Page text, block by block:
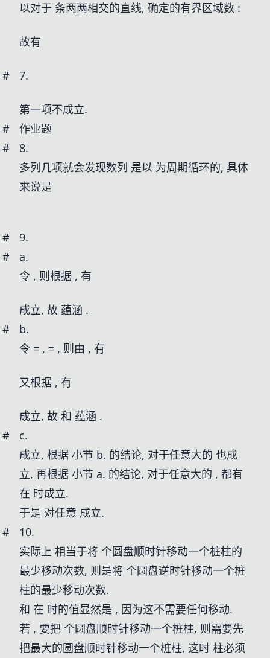
以对于 条两两相交的直线, 确定的有界区域数 :
故有
# 7.
第一项不成立.
#
作业题
#
8.
多列几项就会发现数列 是以 为周期循环的, 具体
来说是
#
9.
#
a.
令 , 则根据 , 有
成立, 故 蕴涵 .
#
b.
令 = , = , 则由 , 有
又根据 , 有
成立, 故 和 蕴涵 .
#
c.
成立, 根据 小节 b. 的结论, 对于任意大的 也成
立, 再根据 小节 a. 的结论, 对于任意大的 , 都有
在 时成立.
于是 对任意 成立.
#
10.
实际上 相当于将 个圆盘顺时针移动一个桩柱的
最少移动次数, 则是将 个圆盘逆时针移动一个桩
柱的最少移动次数.
和 在 时的值显然是 , 因为这不需要任何移动.
若 , 要把 个圆盘顺时针移动一个桩柱, 则需要先
把最大的圆盘顺时针移动一个桩柱, 这时 柱必须